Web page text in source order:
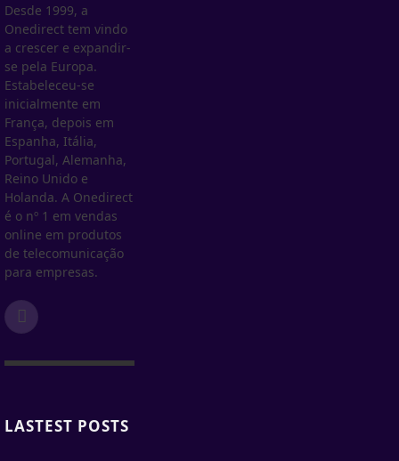
Desde 1999, a
Onedirect tem vindo
a crescer e expandir-
se pela Europa.
Estabeleceu-se
inicialmente em
França, depois em
Espanha, Itália,
Portugal, Alemanha,
Reino Unido e
Holanda. A Onedirect
é o nº 1 em vendas
online em produtos
de telecomunicação
para empresas.
Facebook
LASTEST POSTS